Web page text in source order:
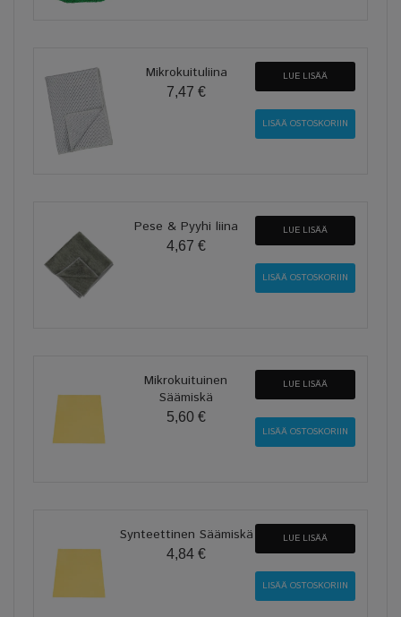
Mikrokuituliina
7,47 €
LUE LISÄÄ
Pese & Pyyhi liina
4,67 €
LUE LISÄÄ
Mikrokuituinen
Säämiskä
5,60 €
LUE LISÄÄ
Synteettinen Säämiskä
4,84 €
LUE LISÄÄ